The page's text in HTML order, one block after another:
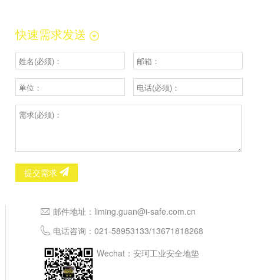
快速需求发送
提交需求
邮件地址： liming.guan@i-safe.com.cn
电话咨询： 021-58953133/13671818268
Wechat：安珂工业安全地垫